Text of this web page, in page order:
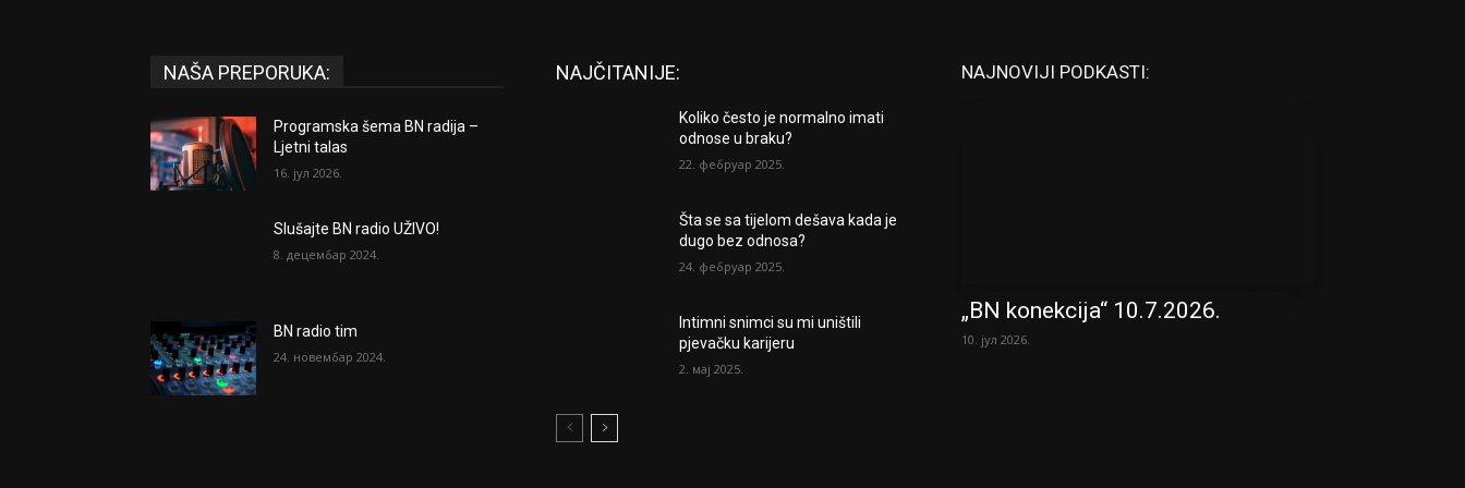
NAŠA PREPORUKA:
Programska šema BN radija –
Ljetni talas
16. јул 2026.
Slušajte BN radio UŽIVO!
8. децембар 2024.
BN radio tim
24. новембар 2024.
NAJČITANIJE:
Koliko često je normalno imati
odnose u braku?
22. фебруар 2025.
Šta se sa tijelom dešava kada je
dugo bez odnosa?
24. фебруар 2025.
Intimni snimci su mi uništili
pjevačku karijeru
2. мај 2025.
NAJNOVIJI PODKASTI:
„BN konekcija“ 10.7.2026.
10. јул 2026.